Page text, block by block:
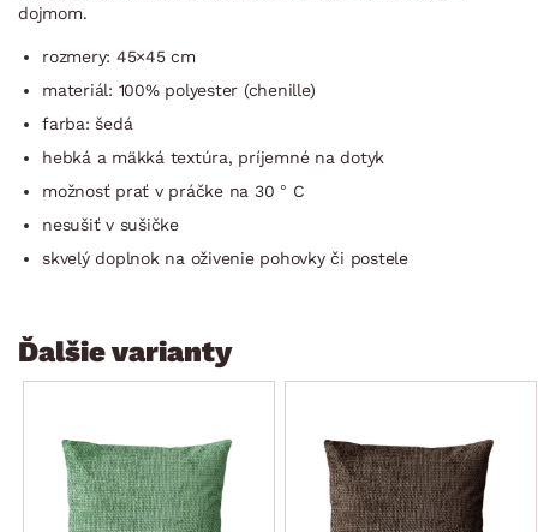
dojmom.
rozmery: 45×45 cm
materiál: 100% polyester (chenille)
farba: šedá
hebká a mäkká textúra, príjemné na dotyk
možnosť prať v práčke na 30 ° C
nesušiť v sušičke
skvelý doplnok na oživenie pohovky či postele
Ďalšie varianty